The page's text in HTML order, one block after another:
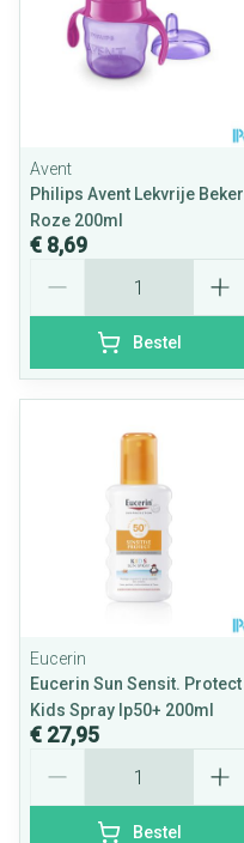
Avent
Philips Avent Lekvrije Beker
Roze 200ml
€ 8,69
Bestel
Eucerin
Eucerin Sun Sensit. Protect
Kids Spray Ip50+ 200ml
€ 27,95
Bestel